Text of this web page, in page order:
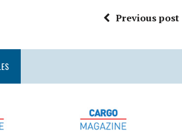
Previous post